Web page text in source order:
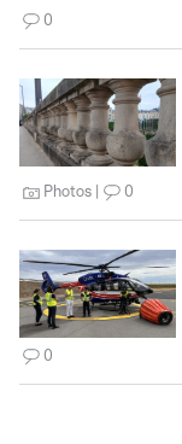
0
Photos 0
0